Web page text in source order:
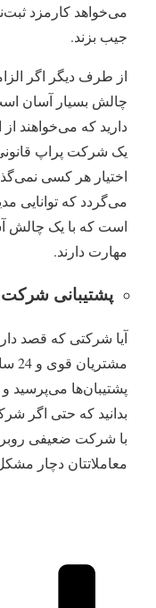
می‌خواهد کارمزد
جیب بزند.
از طرف دیگر اگر
چالش بسیار آسان است،
دارید که می‌خواهند از
یک شرکت پراپ
اختیار هر کسی
می‌گردد که توانایی
است که با یک چالش
مهارت دارند.
پشتیبانی
آیا شرکتی که قصد
پشتیبان‌ها می‌پرسید
بدانید که حتی اگر
با شرکت ضعیفی
معاملاتتان دچار